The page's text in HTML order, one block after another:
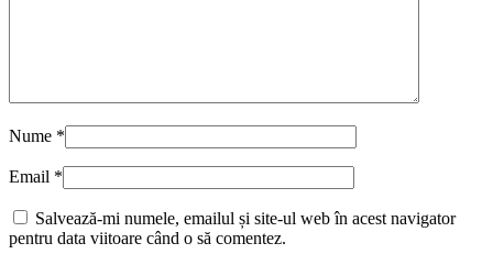
Nume *
Email *
Salvează-mi numele, emailul și site-ul web în acest navigator
pentru data viitoare când o să comentez.